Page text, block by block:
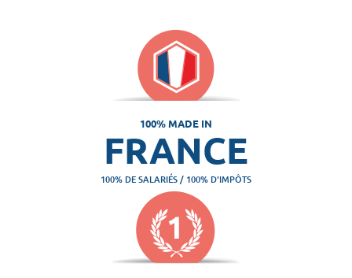
100% MADE IN
FRANCE
100% DE SALARIÉS / 100% D'IMPÔTS